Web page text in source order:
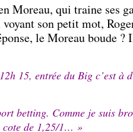
Moreau, qui traine ses
son petit mot,
le Moreau boude ?
15, entrée du Big c’est à
betting. Comme je suis
cote de 1,25/1… »